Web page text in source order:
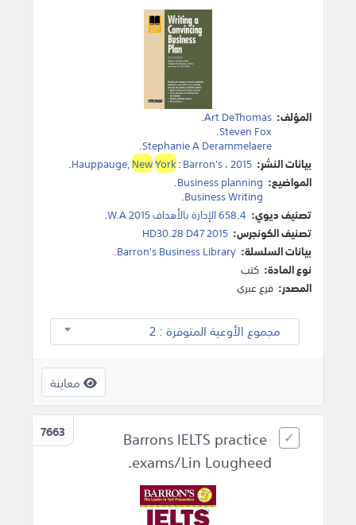
المؤلف: Art DeThomas
.
Steven Fox
.
Stephanie A Derammelaere
.
بيانات النشر:
Hauppauge,NewYork:Barron's،2015
.
المواضيع: Business planning
.
Business Writing
.
تصنيف ديوي: 658.4 الإدارة بالأهداف W.A 2015.
تصنيف الكونجرس: HD30.28 D47 2015
بيانات السلسلة: Barron's Business Library.
نوع المادة: كتب
المصدر: فرع عبري
مجموع الأوعية المتوفرة : 2
معاينة
7663
Barrons IELTS practice
exams/Lin Lougheed.